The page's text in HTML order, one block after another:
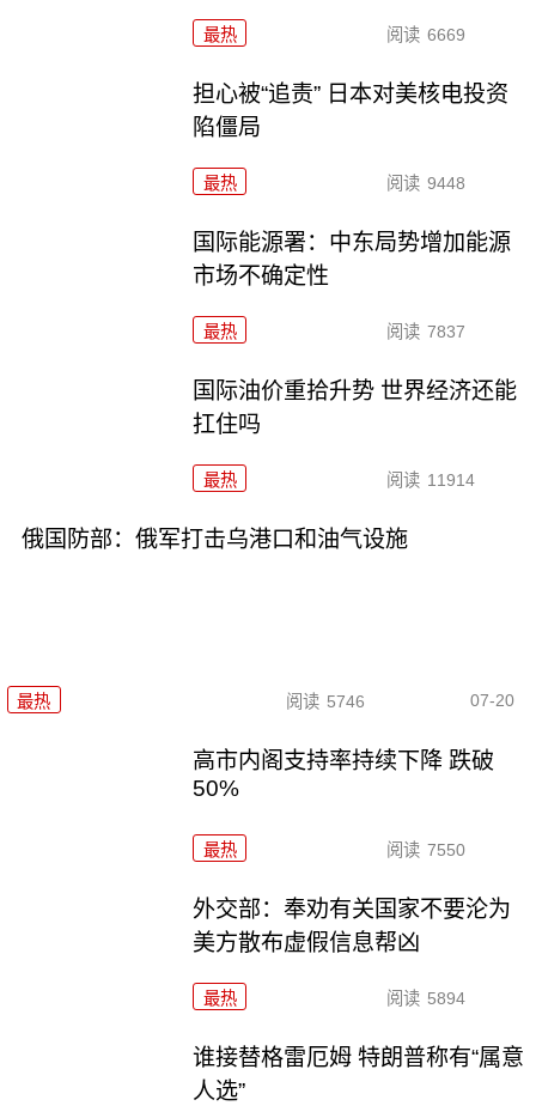
最热 阅读 6669
担心被“追责” 日本对美核电投资
陷僵局
最热 阅读 9448
国际能源署：中东局势增加能源
市场不确定性
最热 阅读 7837
国际油价重拾升势 世界经济还能
扛住吗
最热 阅读 11914
俄国防部：俄军打击乌港口和油气设施
最热 阅读 5746 07-20
高市内阁支持率持续下降 跌破
50%
最热 阅读 7550
外交部：奉劝有关国家不要沦为
美方散布虚假信息帮凶
最热 阅读 5894
谁接替格雷厄姆 特朗普称有“属意
人选”